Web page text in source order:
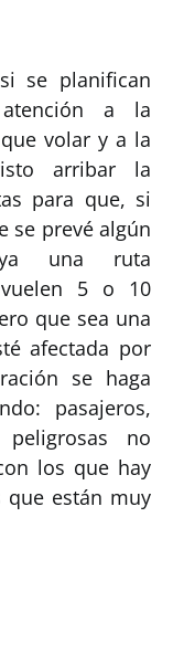
se planifican
a la
volar y a la
arribar la
para que, si
se prevé algún
una ruta
5 o 10
que sea una
afectada por
se haga
pasajeros,
no
los que hay
están muy